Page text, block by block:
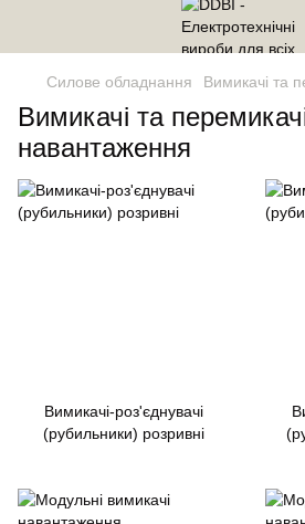
Силове обладнання Вимикачі та
Вимикачі та
навантаження
Вимикачі-роз'єднувачі
(рубильники) розривні